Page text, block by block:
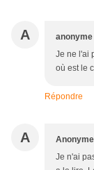
A anonyme
Je ne l'ai
où est le
Répondre
A Anonyme
Je n'ai